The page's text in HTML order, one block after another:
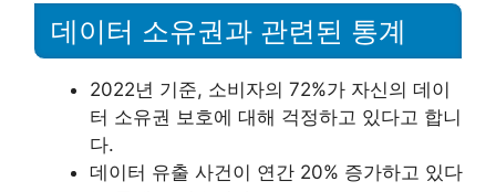
데이터 소유권과 관련된 통계
2022년 기준, 소비자의 72%가 자신의 데이
터 소유권 보호에 대해 걱정하고 있다고 합니
다.
데이터 유출 사건이 연간 20% 증가하고 있다